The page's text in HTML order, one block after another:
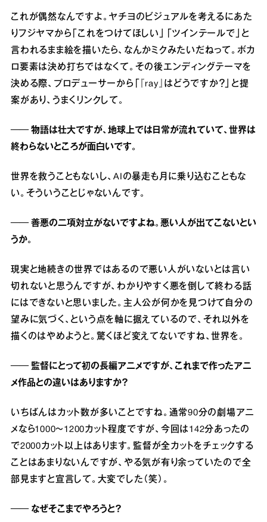
これが偶然なんですよ。ヤチヨのビジュアルを考えるにあた
りフジヤマから「これをつけてほしい」「ツインテールで」と
言われるまま絵を描いたら、なんかミクみたいだねって。ボカ
ロ要素は決め打ちではなくて。その後エンディングテーマを
決める際、プロデューサーから「『ray』はどうですか？」と提
案があり、うまくリンクして。
── 物語は壮大ですが、地球上では日常が流れていて、世界は
終わらないところが面白いです。
世界を救うこともないし、AIの暴走も月に乗り込むこともな
い。そういうことじゃないんです。
── 善悪の二項対立がないですよね。悪い人が出てこないとい
うか。
現実と地続きの世界ではあるので悪い人がいないとは言い
切れないと思うんですが、わかりやすく悪を倒して終わる話
にはできないと思いました。主人公が何かを見つけて自分の
望みに気づく、という点を軸に据えているので、それ以外を
描くのはやめようと。驚くほど変えてないですね、世界を。
── 監督にとって初の長編アニメですが、これまで作ったアニ
メ作品との違いはありますか？
いちばんはカット数が多いことですね。通常90分の劇場アニ
メなら1000〜1200カット程度ですが、今回は142分あったの
で2000カット以上はあります。監督が全カットをチェックする
ことはあまりないんですが、やる気が有り余っていたので全
部見ますと宣言して。大変でした（笑）。
── なぜそこまでやろうと？